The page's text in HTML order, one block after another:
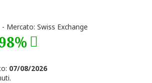
Mercato: Swiss Exchange
07/08/2026